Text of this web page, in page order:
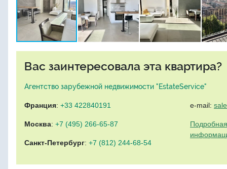
Вас заинтересовала эта квартира?
Агентство зарубежной недвижимости "EstateService"
Франция: +33 422840191
Москва: +7 (495) 266-65-87
Санкт-Петербург: +7 (812) 244-68-54
e-mail: